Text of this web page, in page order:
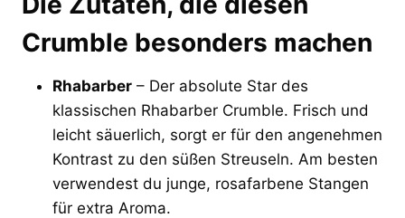
Crumble besonders machen
Rhabarber – Der absolute Star des
klassischen Rhabarber Crumble. Frisch und
leicht säuerlich, sorgt er für den angenehmen
Kontrast zu den süßen Streuseln. Am besten
verwendest du junge, rosafarbene Stangen
für extra Aroma.